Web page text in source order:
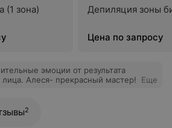
(1 зона) Депиляция зоны
Цена по запросу
эмоции от результата
лица. Алеся- прекрасный мастер!
Еще
2